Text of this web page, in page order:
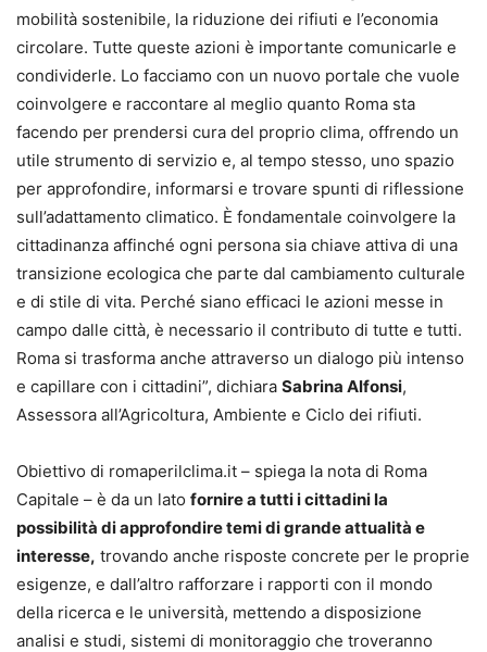
mobilità sostenibile, la riduzione dei rifiuti e l’economia
circolare. Tutte queste azioni è importante comunicarle e
condividerle. Lo facciamo con un nuovo portale che vuole
coinvolgere e raccontare al meglio quanto Roma sta
facendo per prendersi cura del proprio clima, offrendo un
utile strumento di servizio e, al tempo stesso, uno spazio
per approfondire, informarsi e trovare spunti di riflessione
sull’adattamento climatico. È fondamentale coinvolgere la
cittadinanza affinché ogni persona sia chiave attiva di una
transizione ecologica che parte dal cambiamento culturale
e di stile di vita. Perché siano efficaci le azioni messe in
campo dalle città, è necessario il contributo di tutte e tutti.
Roma si trasforma anche attraverso un dialogo più intenso
e capillare con i cittadini”, dichiara Sabrina Alfonsi,
Assessora all’Agricoltura, Ambiente e Ciclo dei rifiuti.
Obiettivo di romaperilclima.it – spiega la nota di Roma
Capitale – è da un lato fornire a tutti i cittadini la
possibilità di approfondire temi di grande attualità e
interesse, trovando anche risposte concrete per le proprie
esigenze, e dall’altro rafforzare i rapporti con il mondo
della ricerca e le università, mettendo a disposizione
analisi e studi, sistemi di monitoraggio che troveranno